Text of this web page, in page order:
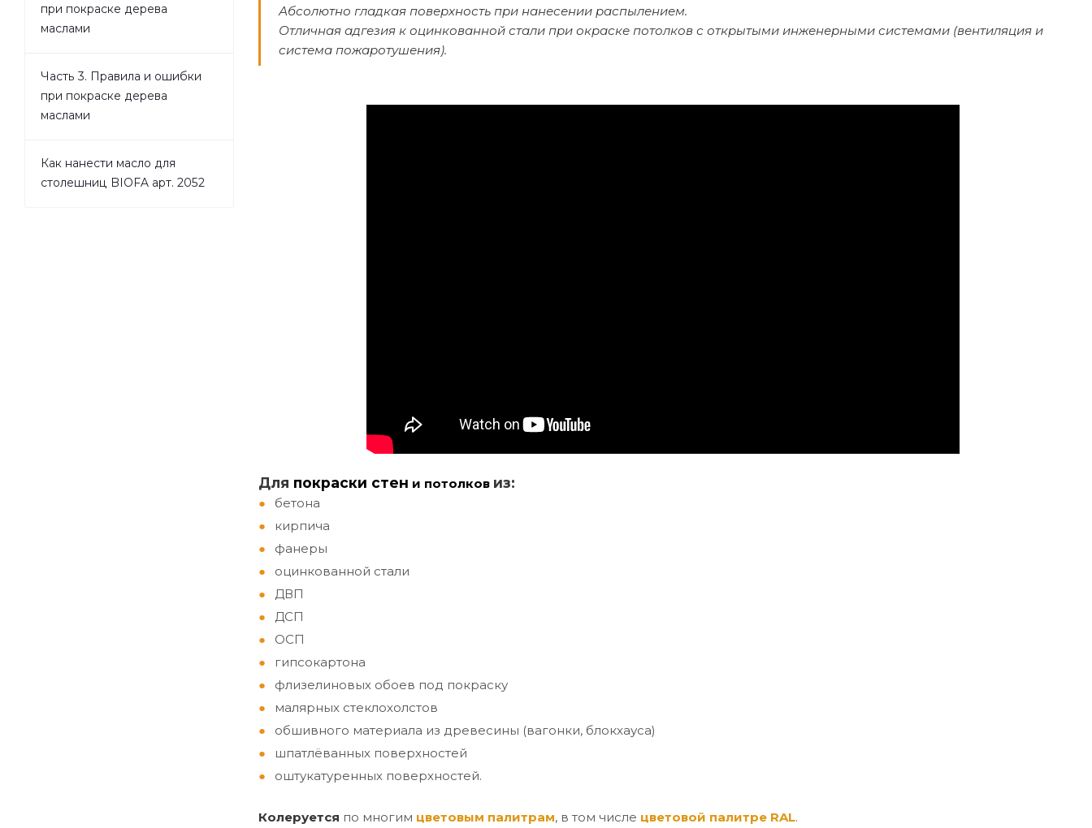
Абсолютно гладкая поверхность при нанесении распылением.
Отличная адгезия к оцинкованной стали при окраске потолков с открытыми инженерными системами (вентиляция и
система пожаротушения).
Для покраски стен и потолков из:
бетона
кирпича
фанеры
оцинкованной стали
ДВП
ДСП
ОСП
гипсокартона
флизелиновых обоев под покраску
малярных стеклохолстов
обшивного материала из древесины (вагонки, блокхауса)
шпатлёванных поверхностей
оштукатуренных поверхностей.
Колеруется по многим цветовым палитрам, в том числе цветовой палитре RAL.
при покраске дерева
маслами
Часть 3. Правила и ошибки
при покраске дерева
маслами
Как нанести масло для
столешниц BIOFA арт. 2052